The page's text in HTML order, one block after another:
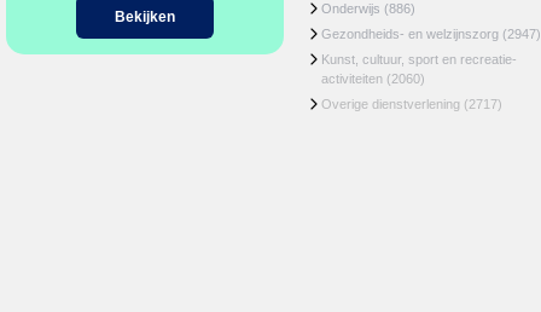
Bekijken
Onderwijs (886)
Gezondheids- en welzijnszorg (2947)
Kunst, cultuur, sport en recreatie-
activiteiten (2060)
Overige dienstverlening (2717)